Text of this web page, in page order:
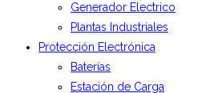
Generador Electrico
Plantas Industriales
Protección Electrónica
Baterías
Estación de Carga